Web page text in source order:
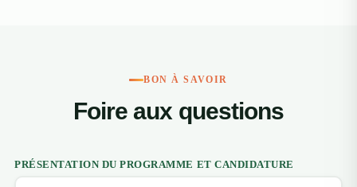
BON À SAVOIR
Foire aux questions
PRÉSENTATION DU PROGRAMME ET CANDIDATURE